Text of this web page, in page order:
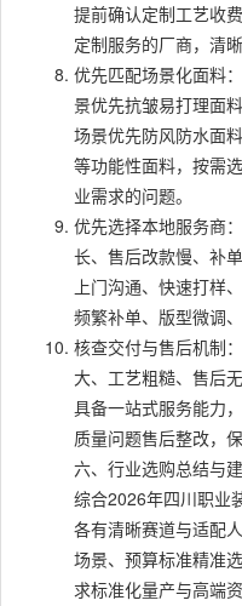
提前确认定制工艺收
定制服务的厂商，清
优先匹配场景化面料
景优先抗皱易打理面
场景优先防风防水面
等功能性面料，按需
业需求的问题。
优先选择本地服务商
长、售后改款慢、补
上门沟通、快速打样
频繁补单、版型微调
核查交付与售后机制
大、工艺粗糙、售后
具备一站式服务能力
质量问题售后整改，
六、行业选购总结与
综合2026年四川职业
各有清晰赛道与适配
场景、预算标准精准
求标准化量产与高端